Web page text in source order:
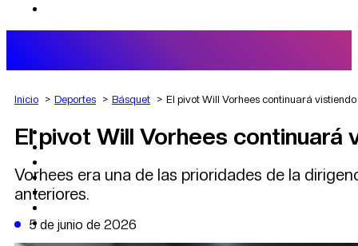
AGRO
DEPORTES
POLÍTICA
CAMBIO CLIMÁTICO
DE LA TRIBUNA TV
Inicio Deportes Básquet El pivot Will Vorhees continuará
El pivot Will Vorhees continuará
Vorhees era una de las prioridades de la
anteriores.
5 de junio de 2026